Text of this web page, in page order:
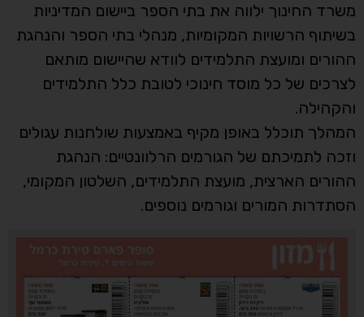
משרד החינוך ילווה את בתי הספר ביישום המדיניות
בשיתוף הרשויות המקומיות, מנהלי בתי הספר והנהגת
ההורים ומועצת התלמידים לוודא שהיישום מותאם
לצרכים של כל מוסד חינוכי לטובת כלל התלמידים
והקהילה.
המהלך תוכלל באופן מקיף באמצעות שולחנות עגולים
וזכה לתמיכתם של הגורמים הרלוונטיים: הנהגת
ההורים הארצית, מועצת התלמידים, השלטון המקומי,
הסתדרות המורים וגורמים נוספים.